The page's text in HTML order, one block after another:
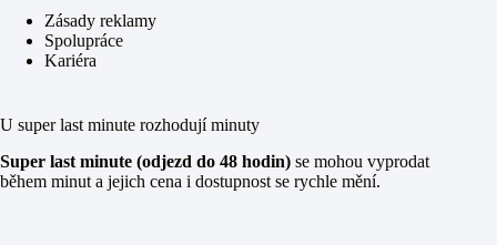
Zásady reklamy
Spolupráce
Kariéra
U super last minute rozhodují minuty
Super last minute (odjezd do 48 hodin) se mohou vyprodat
během minut a jejich cena i dostupnost se rychle mění.